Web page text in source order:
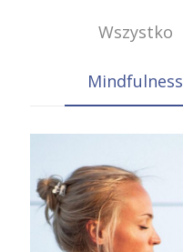
Wszystko
Mindfulness